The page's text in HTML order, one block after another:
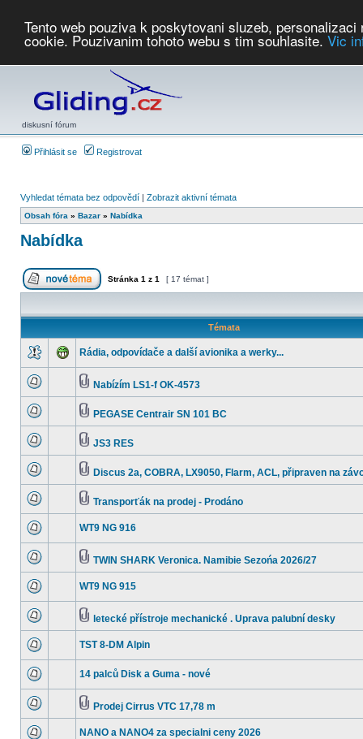
Tento web pouziva k poskytovani sluzeb,
cookie. Pouzivanim tohoto webu s tim souhlasite. Vic
diskusní fórum
Přihlásit se Registrovat
Vyhledat témata bez odpovědí | Zobrazit aktivní témata
Obsah fóra » Bazar » Nabídka
Nabídka
Stránka 1 z 1 [ 17 témat ]
Témata
Rádia, odpovídače a další avionika a werky...
Nabízím LS1-f OK-4573
PEGASE Centrair SN 101 BC
JS3 RES
Discus 2a, COBRA, LX9050, Flarm, ACL, připraven na
Transporťák na prodej - Prodáno
WT9 NG 916
TWIN SHARK Veronica. Namibie Sezońa 2026/27
WT9 NG 915
letecké přístroje mechanické . Uprava palubní desky
TST 8-DM Alpin
14 palců Disk a Guma - nové
Prodej Cirrus VTC 17,78 m
NANO a NANO4 za specialni ceny 2026